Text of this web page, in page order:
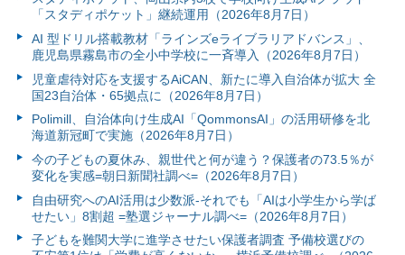
「スタディポケット」継続運用（2026年8月7日）
AI 型ドリル搭載教材「ラインズeライブラリアドバンス」、
鹿児島県霧島市の全小中学校に一斉導入（2026年8月7日）
児童虐待対応を支援するAiCAN、新たに導入自治体が拡大 全
国23自治体・65拠点に（2026年8月7日）
Polimill、自治体向け生成AI「QommonsAI」の活用研修を北
海道新冠町で実施（2026年8月7日）
今の子どもの夏休み、親世代と何が違う？保護者の73.5％が
変化を実感=朝日新聞社調べ=（2026年8月7日）
自由研究へのAI活用は少数派-それでも「AIは小学生から学ば
せたい」8割超 =塾選ジャーナル調べ=（2026年8月7日）
子どもを難関大学に進学させたい保護者調査 予備校選びの